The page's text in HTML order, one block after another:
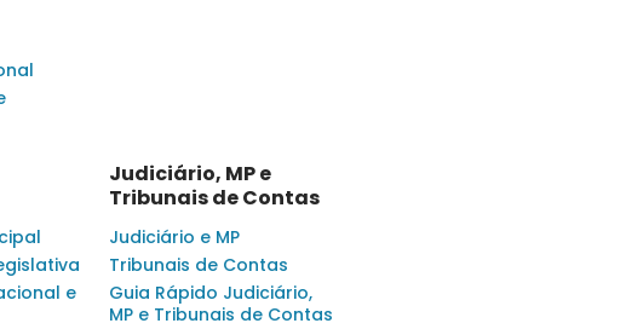
e
Judiciário, MP e
Tribunais de Contas
Judiciário e MP
Tribunais de Contas
Guia Rápido Judiciário,
MP e Tribunais de Contas